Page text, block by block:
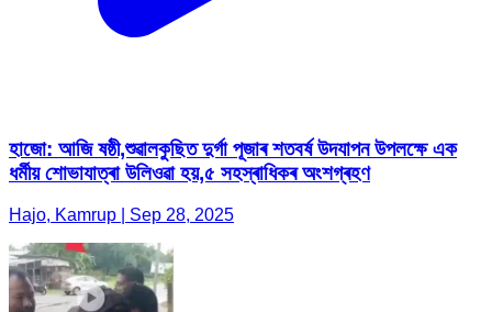
হাজো: আজি ষষ্ঠী,শুৱালকুছিত দুৰ্গা পূজাৰ শতবৰ্ষ উদযাপন উপলক্ষে এক
ধৰ্মীয় শোভাযাত্ৰা উলিওৱা হয়,৫ সহস্ৰাধিকৰ অংশগ্ৰহণ
Hajo, Kamrup | Sep 28, 2025